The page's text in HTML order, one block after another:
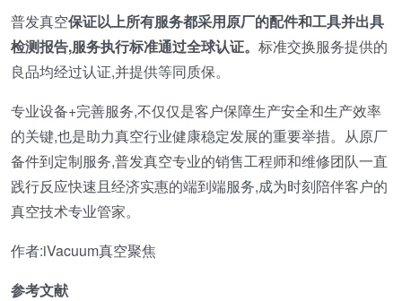
普发真空保证以上所有服务都采用原厂的配件和工具并出具
检测报告,服务执行标准通过全球认证。 标准交换服务提供的
良品均经过认证,并提供等同质保。
专业设备+完善服务,不仅仅是客户保障生产安全和生产效率
的关键,也是助力真空行业健康稳定发展的重要举措。从原厂
备件到定制服务,普发真空专业的销售工程师和维修团队一直
践行反应快速且经济实惠的端到端服务,成为时刻陪伴客户的
真空技术专业管家。
作者:iVacuum真空聚焦
参考文献